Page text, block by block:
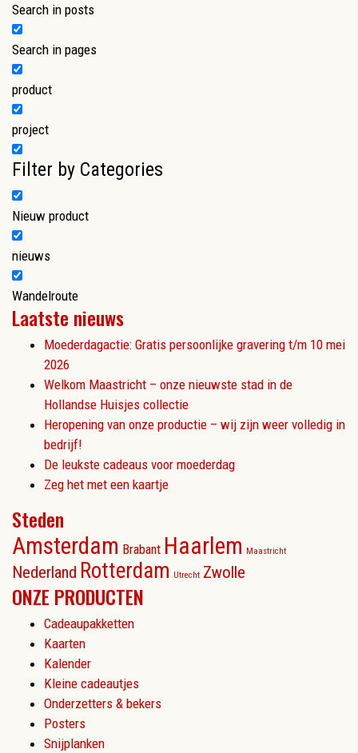
Search in posts
Search in pages
product
project
Filter by Categories
Nieuw product
nieuws
Wandelroute
Laatste nieuws
Moederdagactie: Gratis persoonlijke gravering t/m 10 mei
2026
Welkom Maastricht – onze nieuwste stad in de
Hollandse Huisjes collectie
Heropening van onze productie – wij zijn weer volledig in
bedrijf!
De leukste cadeaus voor moederdag
Zeg het met een kaartje
Steden
Amsterdam Brabant Haarlem Maastricht
Nederland Rotterdam Utrecht Zwolle
ONZE PRODUCTEN
Cadeaupakketten
Kaarten
Kalender
Kleine cadeautjes
Onderzetters & bekers
Posters
Snijplanken